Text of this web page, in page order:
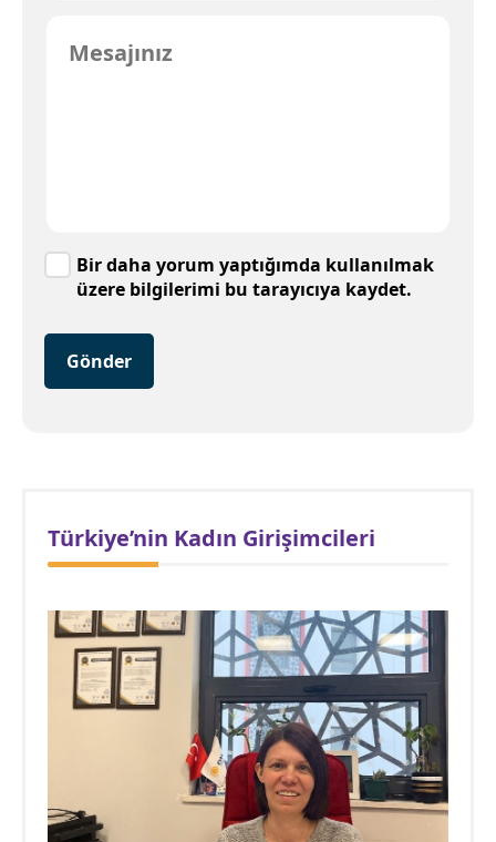
Bir daha yorum yaptığımda kullanılmak
üzere bilgilerimi bu tarayıcıya kaydet.
Gönder
Türkiye’nin Kadın Girişimcileri